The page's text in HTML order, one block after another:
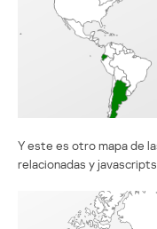
Y este es otro mapa de
relacionadas y